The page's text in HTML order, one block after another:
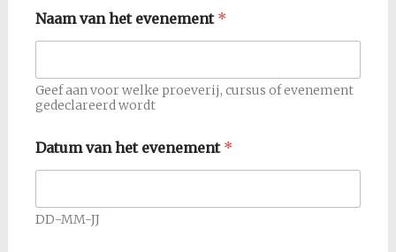
Naam van het evenement *
Geef aan voor welke proeverij, cursus of evenement
gedeclareerd wordt
Datum van het evenement *
DD-MM-JJ